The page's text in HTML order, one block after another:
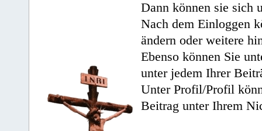
Dann können sie sich
Nach dem Einloggen
ändern oder weitere
Ebenso können Sie
unter jedem Ihrer
Unter Profil/Profil
Beitrag unter Ihrem